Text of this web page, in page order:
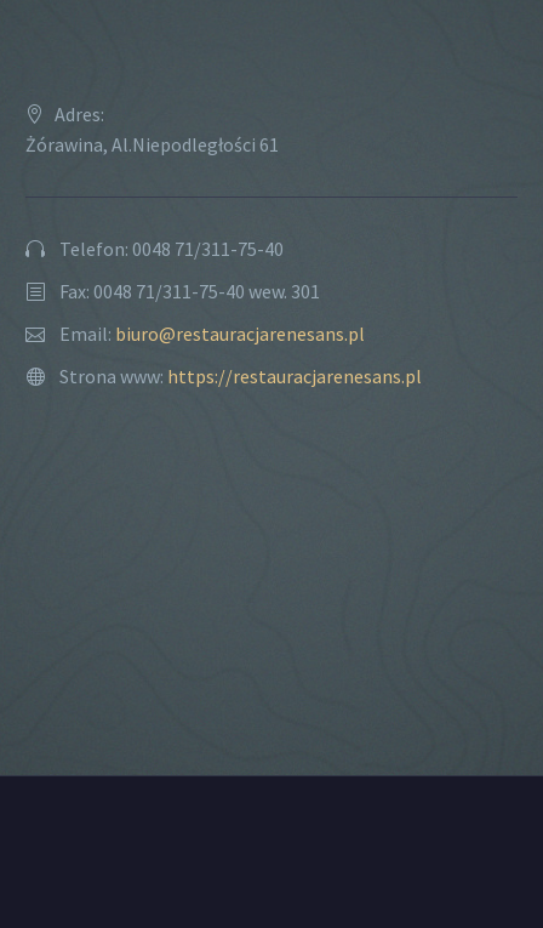
Adres:
Żórawina, Al.Niepodległości 61
Telefon: 0048 71/311-75-40
Fax: 0048 71/311-75-40 wew. 301
Email: biuro@restauracjarenesans.pl
Strona www: https://restauracjarenesans.pl